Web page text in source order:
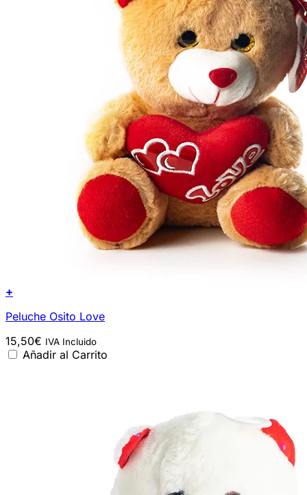
+
Peluche Osito Love
15,50€ IVA Incluido
Añadir al Carrito